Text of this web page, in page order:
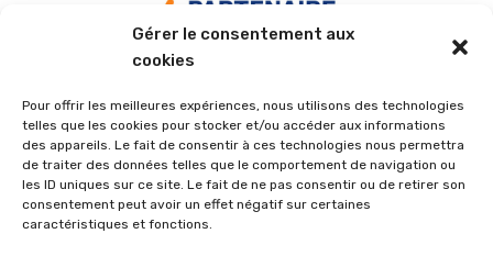
Gérer le consentement aux
cookies
Pour offrir les meilleures expériences, nous utilisons des technologies
telles que les cookies pour stocker et/ou accéder aux informations
des appareils. Le fait de consentir à ces technologies nous permettra
de traiter des données telles que le comportement de navigation ou
les ID uniques sur ce site. Le fait de ne pas consentir ou de retirer son
consentement peut avoir un effet négatif sur certaines
caractéristiques et fonctions.